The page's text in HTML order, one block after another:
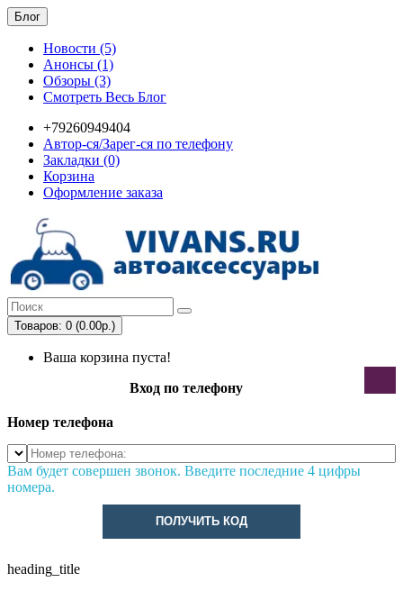
Блог
Новости (5)
Анонсы (1)
Обзоры (3)
Смотреть Весь Блог
+79260949404
Автор-ся/Зарег-ся по телефону
Закладки (0)
Корзина
Оформление заказа
Товаров: 0 (0.00р.)
Ваша корзина пуста!
Вход по телефону
Номер телефона
Вам будет совершен звонок. Введите последние 4 цифры
номера.
ПОЛУЧИТЬ КОД
heading_title